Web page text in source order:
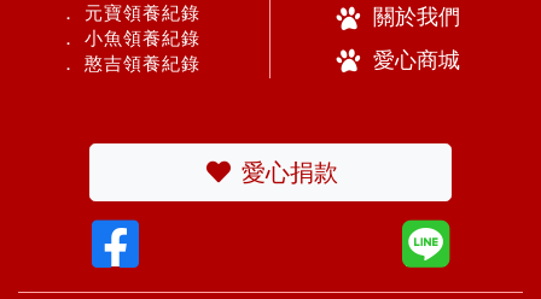
． 元寶領養紀錄
． 小魚領養紀錄
． 憨吉領養紀錄
關於我們
愛心商城
愛心捐款